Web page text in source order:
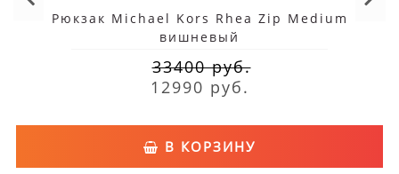
Рюкзак Michael Kors Rhea Zip Medium
вишневый
33400 руб.
12990 руб.
В КОРЗИНУ